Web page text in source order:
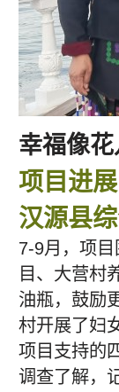
幸福像
项目进展
汉源县
7-9月，项
目、大营村
油瓶，鼓励
村开展了妇
项目支持的
调查了解，